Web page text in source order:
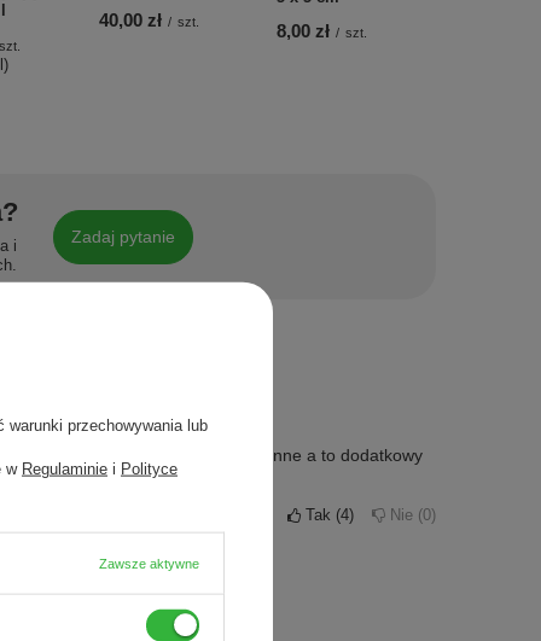
40,00 zł / szt. 8,00 zł / szt.
i
Zadaj pytanie
się doskonale. wykonanie staranne a to dodatkowy
Tak 4 Nie 0
warunki przechowywania lub
w Regulaminie i Polityce
Zawsze aktywne